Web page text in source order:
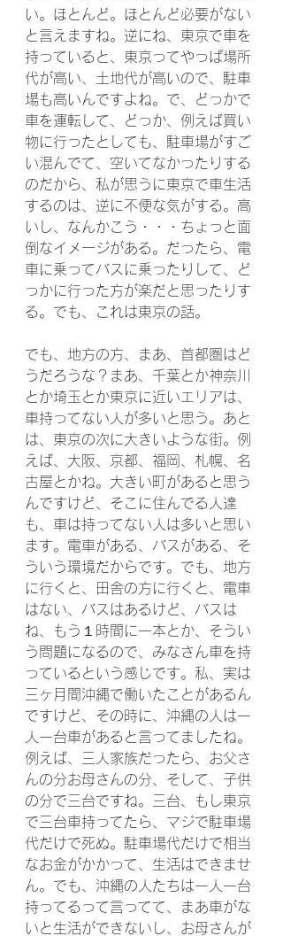
い。ほとんど。ほとんど必要がない
と言えますね。逆にね、東京で車を
持っていると、東京ってやっぱ場所
代が高い、土地代が高いので、駐車
場も高いんですよね。で、どっかで
車を運転して、どっか、例えば買い
物に行ったとしても、駐車場がすご
い混んでて、空いてなかったりする
のだから、私が思うに東京で車生活
するのは、逆に不便な気がする。高
いし、なんかこう・・・ちょっと面
倒なイメージがある。だったら、電
車に乗ってバスに乗ったりして、ど
っかに行った方が楽だと思ったりす
る。でも、これは東京の話。
でも、地方の方、まあ、首都圏はど
うだろうな？まあ、千葉とか神奈川
とか埼玉とか東京に近いエリアは、
車持ってない人が多いと思う。あと
は、東京の次に大きいような街。例
えば、大阪、京都、福岡、札幌、名
古屋とかね。大きい町があると思う
んですけど、そこに住んでる人達
も、車は持ってない人は多いと思い
ます。電車がある、バスがある、そ
ういう環境だからです。でも、地方
に行くと、田舎の方に行くと、電車
はない、バスはあるけど、バスは
ね、もう１時間に一本とか、そうい
う問題になるので、みなさん車を持
っているという感じです。私、実は
三ヶ月間沖縄で働いたことがあるん
ですけど、その時に、沖縄の人は一
人一台車があると言ってましたね。
例えば、三人家族だったら、お父さ
んの分お母さんの分、そして、子供
の分で三台ですね。三台、もし東京
で三台車持ってたら、マジで駐車場
代だけで死ぬ。駐車場代だけで相当
なお金がかかって、生活はできませ
ん。でも、沖縄の人たちは一人一台
持ってるって言ってて、まあ車がな
いと生活ができないし、お母さんが